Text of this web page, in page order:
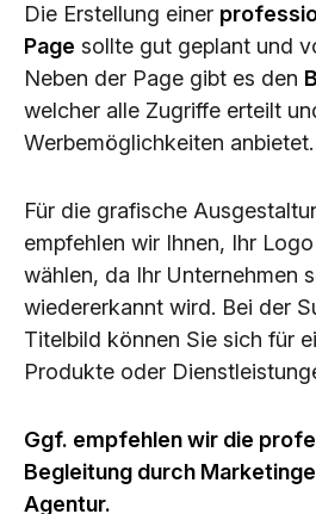
Die Erstellung einer
Page sollte gut geplant und
Neben der Page gibt es den
welcher alle Zugriffe erteilt
Werbemöglichkeiten anbietet.
Für die grafische
empfehlen wir Ihnen, Ihr
wählen, da Ihr Unternehmen
wiedererkannt wird. Bei der
Titelbild können Sie sich für
Produkte oder
Ggf. empfehlen wir die
Begleitung durch
Agentur.